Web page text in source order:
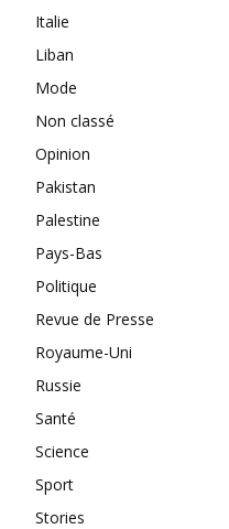
Italie
Liban
Mode
Non classé
Opinion
Pakistan
Palestine
Pays-Bas
Politique
Revue de Presse
Royaume-Uni
Russie
Santé
Science
Sport
Stories